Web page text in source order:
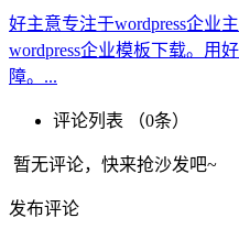
好主意专注于wordpress企业
wordpress企业模板下载。用
障。...
评论列表 （0条）
暂无评论，快来抢沙发吧~
发布评论